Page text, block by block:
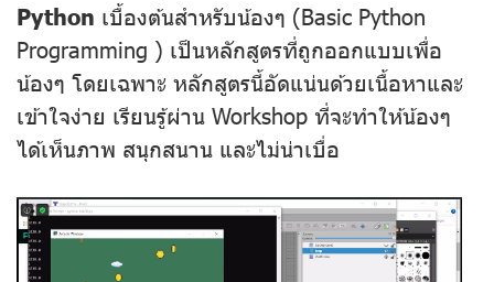
Python เบื้องต้นสำหรับน้องๆ (Basic Python
Programming ) เป็นหลักสูตรที่ถูกออกแบบเพื่อ
น้องๆ โดยเฉพาะ หลักสูตรนี้อัดแน่นด้วยเนื้อหาและ
เข้าใจง่าย เรียนรู้ผ่าน Workshop ที่จะทำให้น้องๆ
ได้เห็นภาพ สนุกสนาน และไม่น่าเบื่อ